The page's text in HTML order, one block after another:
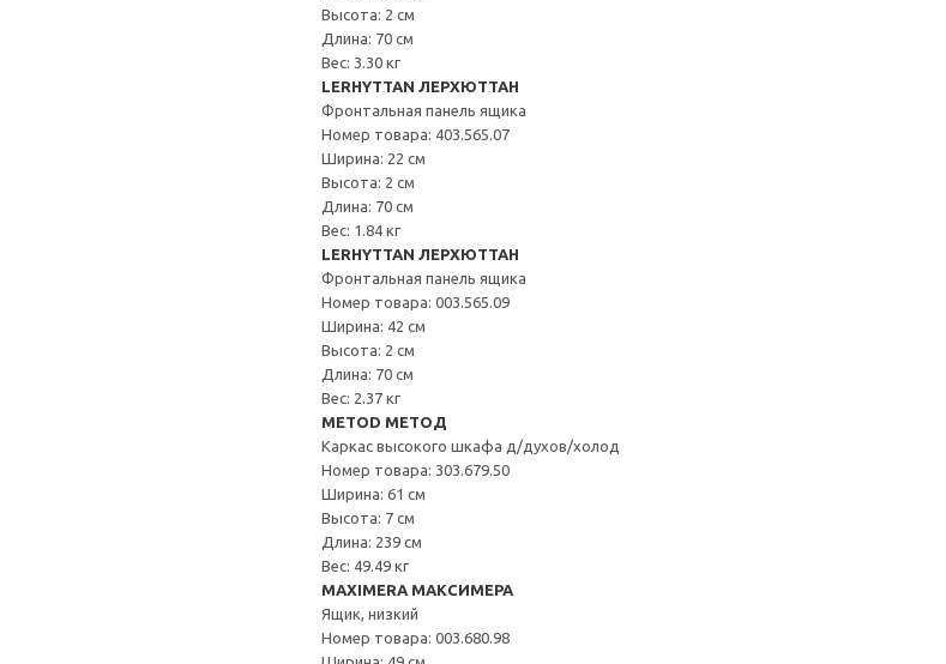
Высота: 2 см
Длина: 70 см
Вес: 3.30 кг
LERHYTTAN ЛЕРХЮТТАН
Фронтальная панель ящика
Номер товара: 403.565.07
Ширина: 22 см
Высота: 2 см
Длина: 70 см
Вес: 1.84 кг
LERHYTTAN ЛЕРХЮТТАН
Фронтальная панель ящика
Номер товара: 003.565.09
Ширина: 42 см
Высота: 2 см
Длина: 70 см
Вес: 2.37 кг
METOD МЕТОД
Каркас высокого шкафа д/духов/холод
Номер товара: 303.679.50
Ширина: 61 см
Высота: 7 см
Длина: 239 см
Вес: 49.49 кг
MAXIMERA МАКСИМЕРА
Ящик, низкий
Номер товара: 003.680.98